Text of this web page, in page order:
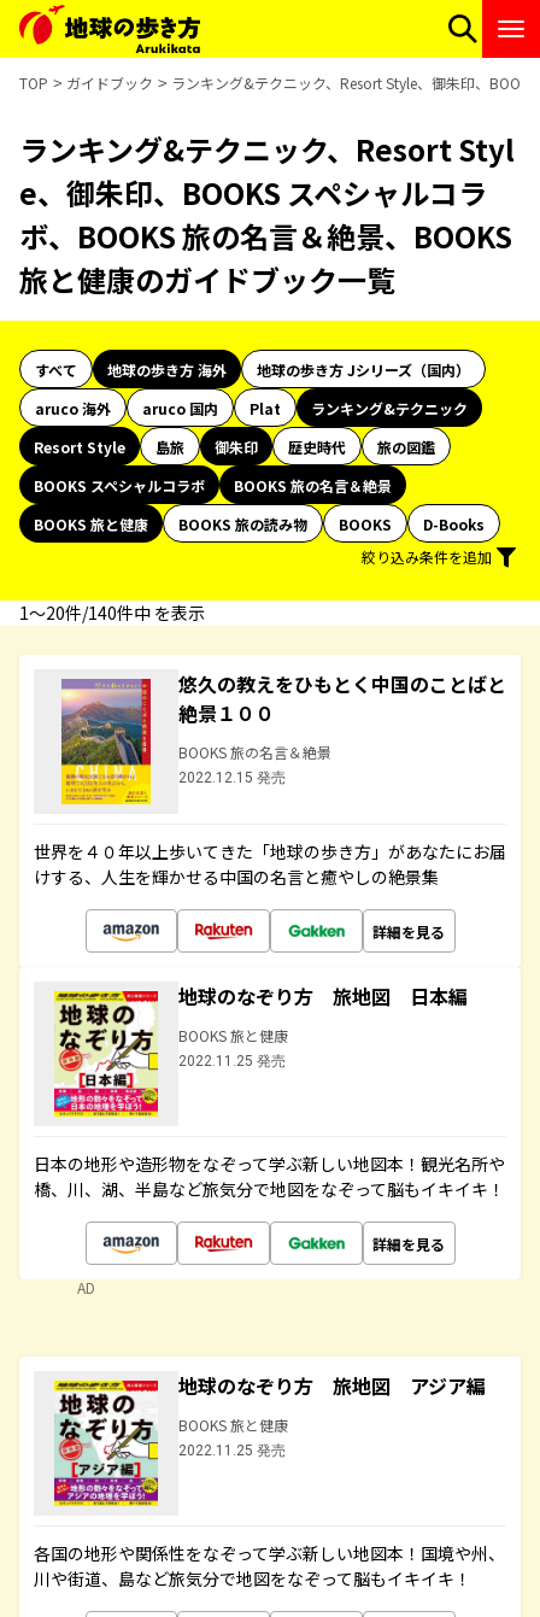
TOP ガイドブック ランキング&テクニック、Resort Style、御朱印、
ランキング&テクニック、Resort Styl
e、御朱印、BOOKS スペシャルコラ
ボ、BOOKS 旅の名言＆絶景、BOOKS
旅と健康のガイドブック一覧
すべて 地球の歩き方 海外
地球の歩き方 Jシリーズ（国内）
aruco 海外
aruco 国内 Plat
ランキング&テクニック
Resort Style
島旅 御朱印 歴史時代
旅の図鑑
BOOKS スペシャルコラボ
BOOKS 旅の名言＆絶景
BOOKS 旅と健康
BOOKS 旅の読み物 BOOKS
D-Books
絞り込み条件を追加
1〜20件/140件中 を表示
悠久の教えをひもとく中国のことばと
絶景１００
BOOKS 旅の名言＆絶景
2022.12.15 発売
世界を４０年以上歩いてきた「地球の歩き方」があなたにお届
けする、人生を輝かせる中国の名言と癒やしの絶景集
詳細を見る
地球のなぞり方 旅地図 日本編
BOOKS 旅と健康
2022.11.25 発売
日本の地形や造形物をなぞって学ぶ新しい地図本！観光名所や
橋、川、湖、半島など旅気分で地図をなぞって脳もイキイキ！
詳細を見る
AD
地球のなぞり方 旅地図 アジア編
BOOKS 旅と健康
2022.11.25 発売
各国の地形や関係性をなぞって学ぶ新しい地図本！国境や州、
川や街道、島など旅気分で地図をなぞって脳もイキイキ！